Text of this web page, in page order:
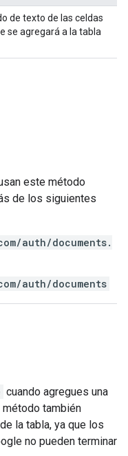
de texto de las celdas
se agregará a la tabla
este método
de los siguientes
auth/documents.
auth/documents
cuando agregues una
también
la tabla, ya que los
no pueden terminar